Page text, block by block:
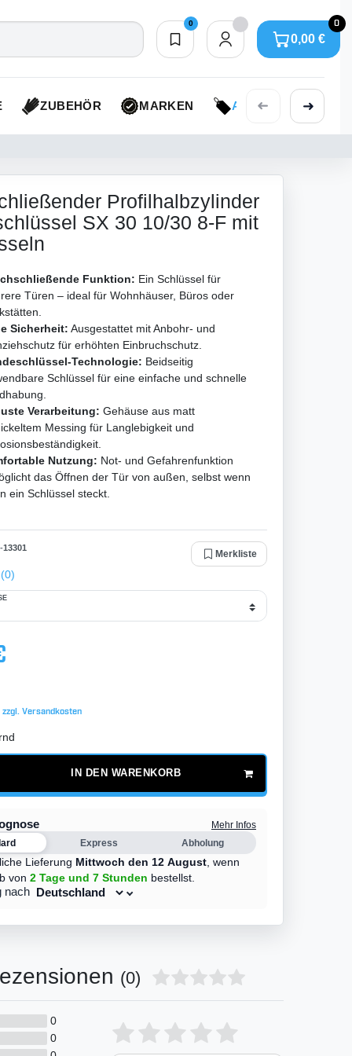
0
Merkliste
0
0,00 €
0,00 €
ZUBEHÖR MARKEN AKTIONEN
➜ ➜
Profilhalbzylinder
SX 30 10/30 8-F mit
Funktion: Ein Schlüssel für
Türen – ideal für Wohnhäuser, Büros oder
Sicherheit: Ausgestattet mit Anbohr- und
für erhöhten Einbruchschutz.
Technologie: Beidseitig
Schlüssel für eine einfache und schnelle
Verarbeitung: Gehäuse aus matt
Messing für Langlebigkeit und
Nutzung: Not- und Gefahrenfunktion
das Öffnen der Tür von außen, selbst wenn
ein Schlüssel steckt.
-13301
Merkliste
(0)
zzgl. Versandkosten
IN DEN WARENKORB
Mehr Infos
Express Abholung
Lieferung Mittwoch den 12 August wenn
von 2 Tage und 7 Stunden bestellst.
nach
(0)
0
0
Bewertungssterne
4
3
2
1